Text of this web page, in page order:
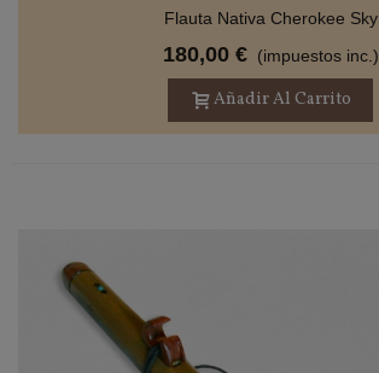
Flauta Nativa Cherokee Sky
180,00 € (impuestos inc.)
Añadir Al Carrito